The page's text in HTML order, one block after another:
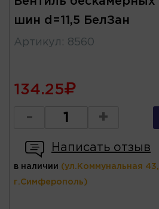
шин d=11,5 БелЗан
Артикул : 8560
134.25
- +
Написать отзыв
в наличии (ул.Коммунальная 43,
г.Симферополь)